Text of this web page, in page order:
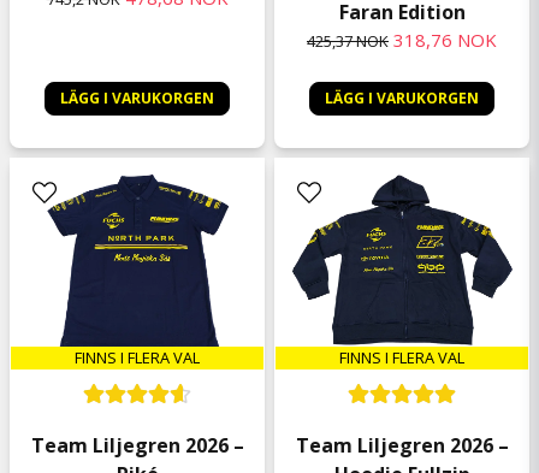
En fin Almanacka om man är Rallyintreserad
Mycket bra och lätt att förstå
LÄGG I VARUKORGEN
Faran Edition
425,37 NOK 318,76 NOK
LÄGG I VARUKORGEN
FINNS I FLERA VAL
Team Liljegren 2026 –
FINNS I FLERA VAL
Team Liljegren 2026 –